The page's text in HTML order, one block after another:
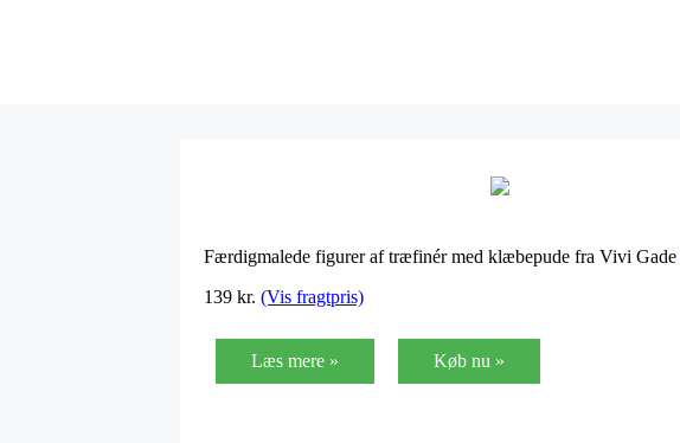
Færdigmalede figurer af træfinér med klæbepude fra Vivi Gade
139 kr. (Vis fragtpris)
Læs mere » Køb nu »